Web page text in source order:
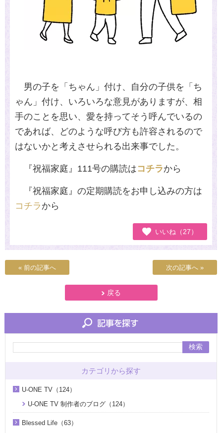
男の子を「ちゃん」付け、自分の子供を「ち
ゃん」付け、いろいろな意見がありますが、相
手のことを思い、愛を持ってそう呼んでいるの
であれば、どのような呼び方も許容されるので
はないかと考えさせられる出来事でした。
『祝福家庭』111号の購読はコチラから
『祝福家庭』の定期購読をお申し込みの方は
コチラ から
いいね（27）
« 前の記事へ 次の記事へ »
戻る
検索
カテゴリから探す
U-ONE TV（124）
U-ONE TV 制作者のブログ（124）
Blessed Life（63）